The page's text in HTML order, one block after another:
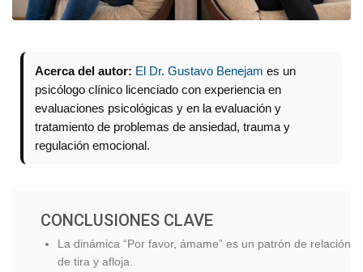
Acerca del autor: El Dr. Gustavo Benejam es un
psicólogo clínico licenciado con experiencia en
evaluaciones psicológicas y en la evaluación y
tratamiento de problemas de ansiedad, trauma y
regulación emocional.
CONCLUSIONES CLAVE
La dinámica “Por favor, ámame” es un patrón de relación
de tira y afloja.